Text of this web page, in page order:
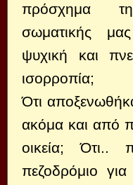
πρόσχημα
σωματικής
ψυχική και
ισορροπία;
Ότι
ακόμα και από
οικεία; Ότι..
πεζοδρόμιο